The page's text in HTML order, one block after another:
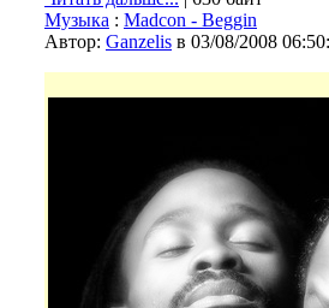
Музыка : Madcon - Beggin
Автор: Ganzelis в 03/08/2008